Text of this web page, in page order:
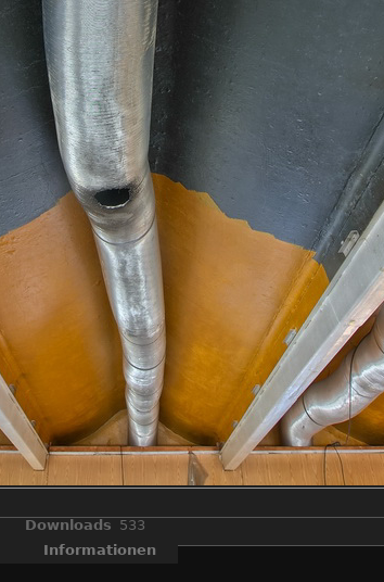
Downloads 533
Informationen